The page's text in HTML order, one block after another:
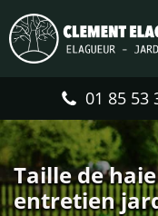
01 85 53
Taille de
entretien